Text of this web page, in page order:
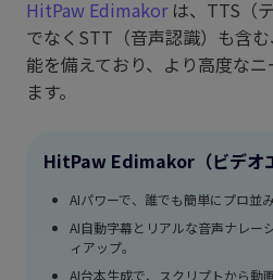
HitPaw Edimakor は、TTS（
でなくSTT（音声認識）も含
能を備えており、より高度な
ます。
HitPaw Edimakor（ビデオ
AIパワーで、誰でも簡単にプロ並
AI自動字幕とリアルな音声ナレー
ィアップ。
AI台本生成で、スクリプトから動